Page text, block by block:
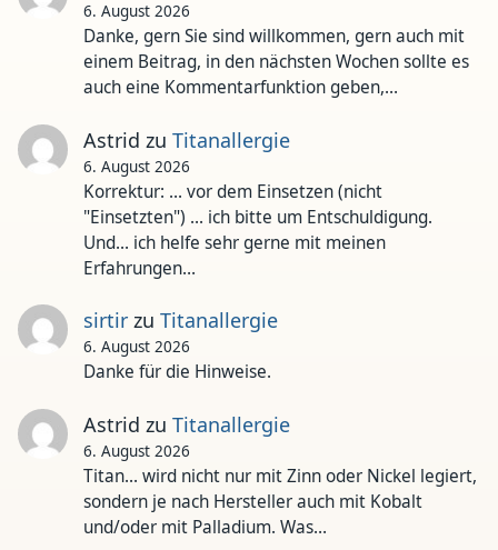
6. August 2026
Danke, gern Sie sind willkommen, gern auch mit
einem Beitrag, in den nächsten Wochen sollte es
auch eine Kommentarfunktion geben,…
Astrid zu Titanallergie
6. August 2026
Korrektur: ... vor dem Einsetzen (nicht
"Einsetzten") ... ich bitte um Entschuldigung.
Und... ich helfe sehr gerne mit meinen
Erfahrungen…
sirtirzu Titanallergie
6. August 2026
Danke für die Hinweise.
Astrid zu Titanallergie
6. August 2026
Titan... wird nicht nur mit Zinn oder Nickel legiert,
sondern je nach Hersteller auch mit Kobalt
und/oder mit Palladium. Was…